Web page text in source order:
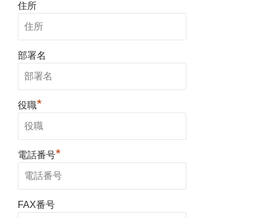
住所
部署名
役職*
電話番号*
FAX番号